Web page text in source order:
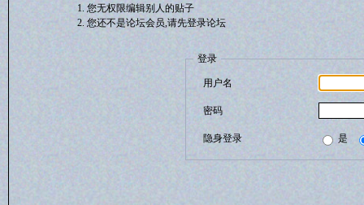
您无权限编辑别人的贴子
您还不是论坛会员,请先登录论坛
登录
用户名
密码
隐身登录 是